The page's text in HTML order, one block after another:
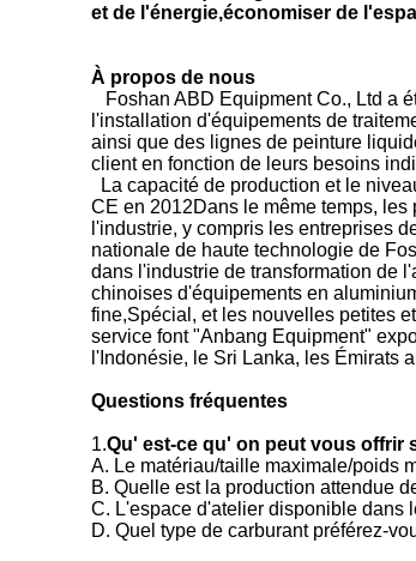
et de l'énergie,économiser de
À propos de nous
Foshan ABD Equipment Co., Ltd a
l'installation d'équipements de
ainsi que des lignes de peinture
client en fonction de leurs besoins
La capacité de production et le
CE en 2012Dans le même temps,
l'industrie, y compris les entreprises
nationale de haute technologie de
dans l'industrie de transformation de
chinoises d'équipements en
fine,Spécial, et les nouvelles petites
service font "Anbang Equipment"
l'Indonésie, le Sri Lanka, les Émirats
Questions fréquentes
1.Qu' est-ce qu' on peut vous offrir
A. Le matériau/taille maximale/poids
B. Quelle est la production attendue
C. L'espace d'atelier disponible dans
D. Quel type de carburant préférez-